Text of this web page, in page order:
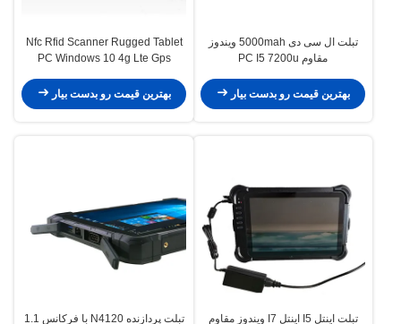
تبلت ال سی دی 5000mah ویندوز
مقاوم PC I5 7200u
بهترین قیمت رو بدست بیار
Nfc Rfid Scanner Rugged Tablet
PC Windows 10 4g Lte Gps
بهترین قیمت رو بدست بیار
تبلت اینتل I5 اینتل I7 ویندوز مقاوم
تبلت پردازنده N4120 با فرکانس 1.1